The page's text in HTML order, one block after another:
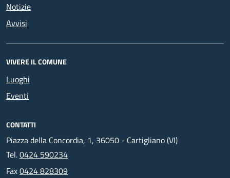
Notizie
Avvisi
VIVERE IL COMUNE
Luoghi
Eventi
CONTATTI
Piazza della Concordia, 1, 36050 - Cartigliano (VI)
Tel.0424 590234
Fax0424 828309